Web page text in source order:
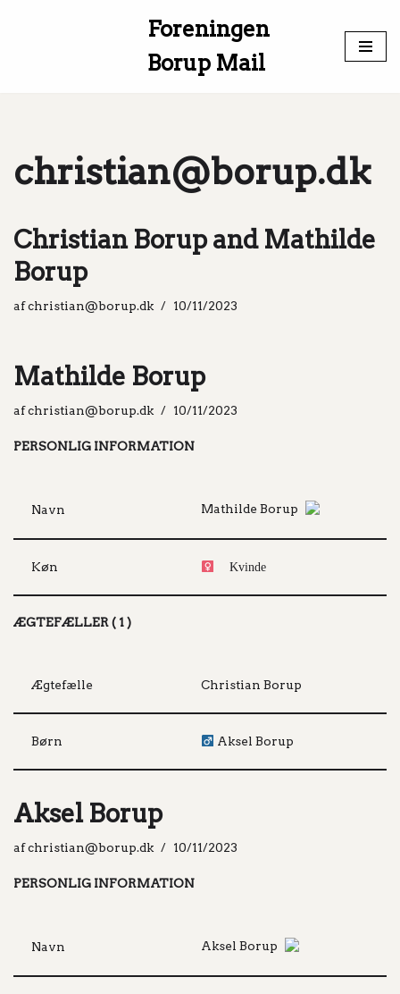
Foreningen
Borup Mail
christian@borup.dk
Christian Borup and Mathilde
Borup
afchristian@borup.dk 10/11/2023
Mathilde Borup
afchristian@borup.dk 10/11/2023
PERSONLIG INFORMATION
Navn Mathilde Borup
Køn Kvinde
ÆGTEFÆLLER ( 1 )
Ægtefælle Christian Borup
Børn Aksel Borup
Aksel Borup
afchristian@borup.dk 10/11/2023
PERSONLIG INFORMATION
Navn Aksel Borup